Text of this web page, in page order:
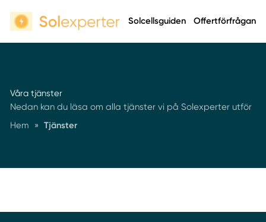
Solcellsguiden Offertförfrågan
Våra tjänster
Nedan kan du läsa om alla tjänster vi på Solexperter utför
Hem
» Tjänster